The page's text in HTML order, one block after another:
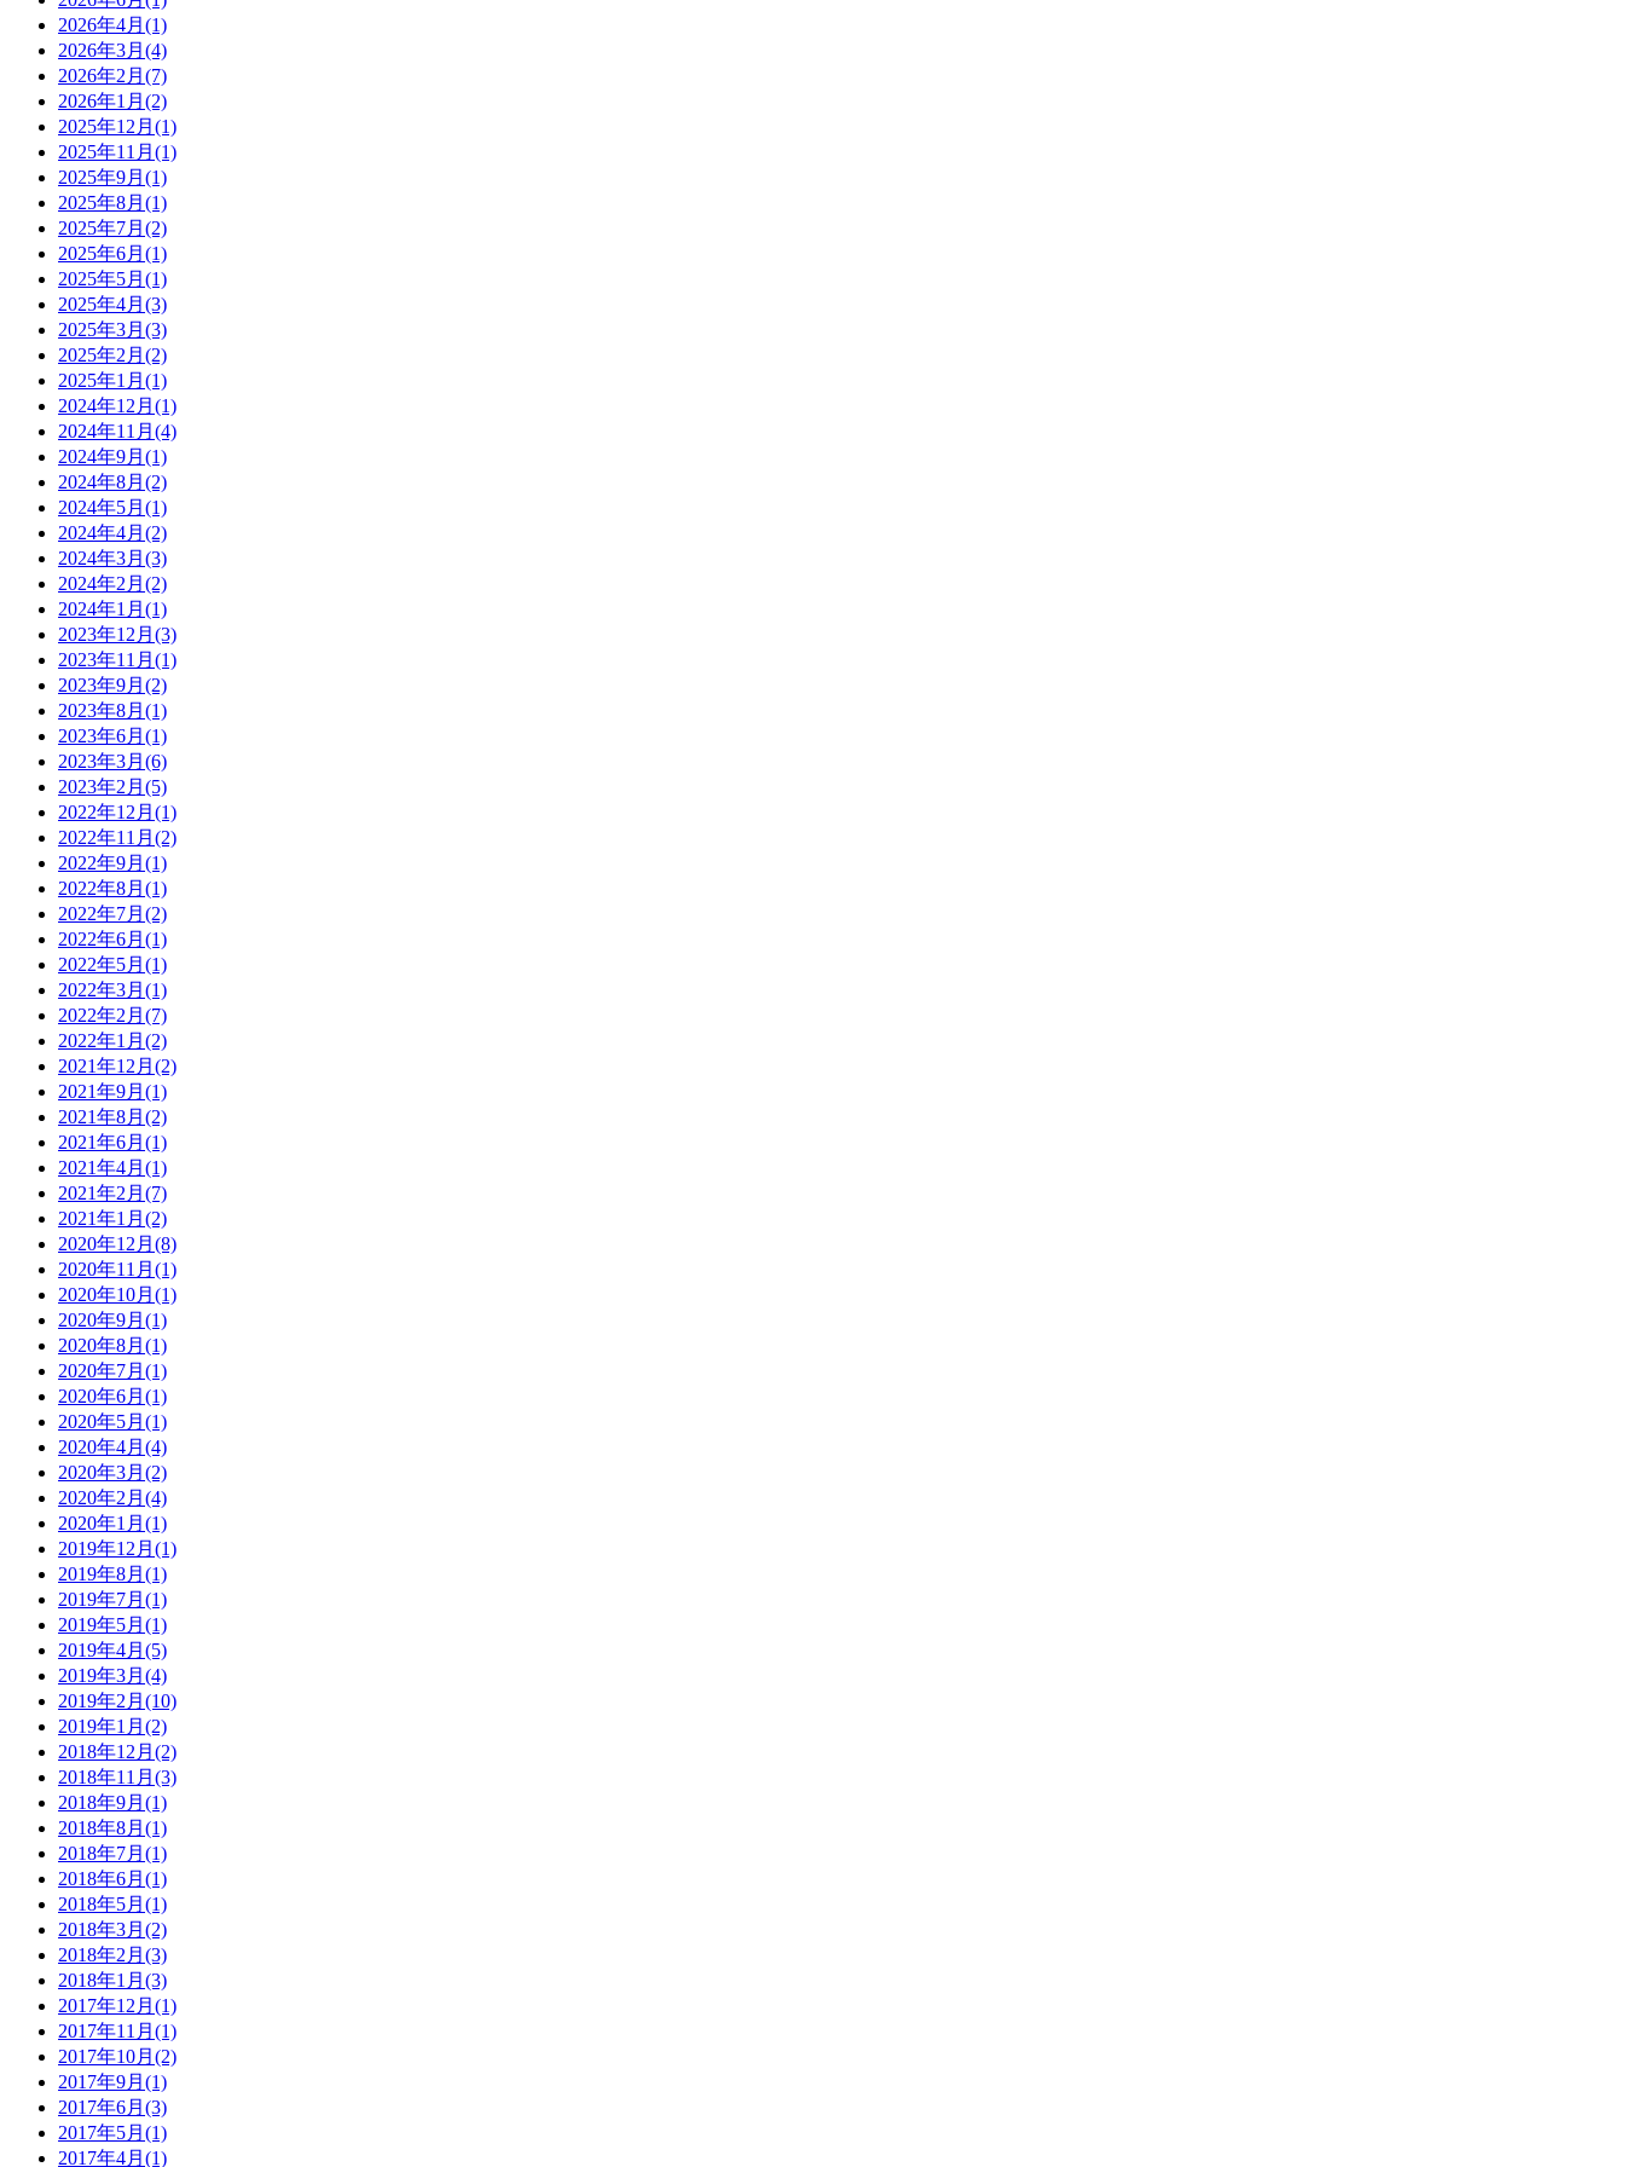
2026年4月 (1)
2026年3月 (4)
2026年2月 (7)
2026年1月 (2)
2025年12月 (1)
2025年11月 (1)
2025年9月 (1)
2025年8月 (1)
2025年7月 (2)
2025年6月 (1)
2025年5月 (1)
2025年4月 (3)
2025年3月 (3)
2025年2月 (2)
2025年1月 (1)
2024年12月 (1)
2024年11月 (4)
2024年9月 (1)
2024年8月 (2)
2024年5月 (1)
2024年4月 (2)
2024年3月 (3)
2024年2月 (2)
2024年1月 (1)
2023年12月 (3)
2023年11月 (1)
2023年9月 (2)
2023年8月 (1)
2023年6月 (1)
2023年3月 (6)
2023年2月 (5)
2022年12月 (1)
2022年11月 (2)
2022年9月 (1)
2022年8月 (1)
2022年7月 (2)
2022年6月 (1)
2022年5月 (1)
2022年3月 (1)
2022年2月 (7)
2022年1月 (2)
2021年12月 (2)
2021年9月 (1)
2021年8月 (2)
2021年6月 (1)
2021年4月 (1)
2021年2月 (7)
2021年1月 (2)
2020年12月 (8)
2020年11月 (1)
2020年10月 (1)
2020年9月 (1)
2020年8月 (1)
2020年7月 (1)
2020年6月 (1)
2020年5月 (1)
2020年4月 (4)
2020年3月 (2)
2020年2月 (4)
2020年1月 (1)
2019年12月 (1)
2019年8月 (1)
2019年7月 (1)
2019年5月 (1)
2019年4月 (5)
2019年3月 (4)
2019年2月 (10)
2019年1月 (2)
2018年12月 (2)
2018年11月 (3)
2018年9月 (1)
2018年8月 (1)
2018年7月 (1)
2018年6月 (1)
2018年5月 (1)
2018年3月 (2)
2018年2月 (3)
2018年1月 (3)
2017年12月 (1)
2017年11月 (1)
2017年10月 (2)
2017年9月 (1)
2017年6月 (3)
2017年5月 (1)
2017年4月 (1)